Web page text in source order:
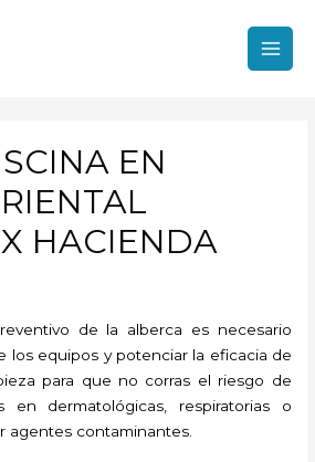
EN
HACIENDA
de la alberca es necesario
los equipos y potenciar la eficacia de
para que no corras el riesgo de
en dermatológicas, respiratorias o
agentes contaminantes.